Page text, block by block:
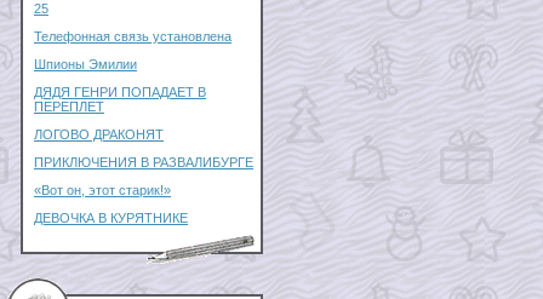
25
Телефонная связь установлена
Шпионы Эмилии
ДЯДЯ ГЕНРИ ПОПАДАЕТ В
ПЕРЕПЛЕТ
ЛОГОВО ДРАКОНЯТ
ПРИКЛЮЧЕНИЯ В РАЗВАЛИБУРГЕ
«Вот он, этот старик!»
ДЕВОЧКА В КУРЯТНИКЕ